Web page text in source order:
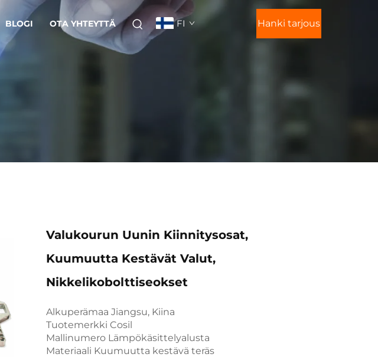
BLOGI OTA YHTEYTTÄ FI Hanki tarjous
Valukourun Uunin Kiinnitysosat,
Kuumuutta Kestävät Valut,
Nikkelikobolttiseokset
Alkuperämaa Jiangsu, Kiina
Tuotemerkki Cosil
Mallinumero Lämpökäsittelyalusta
Materiaali Kuumuutta kestävä teräs